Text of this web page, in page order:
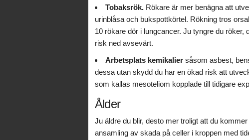
Tobaksrök. Rökare är mer benägna att
urinblåsa och bukspottkörtel. Rökning tros
10 rökare dör i lungcancer. Ju tyngre du
risk ned avsevärt.
Arbetsplats kemikalier såsom asbest,
dessa utan skydd du har en ökad risk att
som kallas mesoteliom kopplade till tidigare
Ålder
Ju äldre du blir, desto mer troligt att du
ansamling av skada på celler i kroppen med